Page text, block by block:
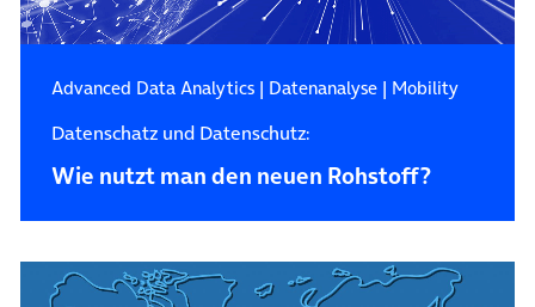
Advanced Data Analytics| Datenanalyse| Mobility
Datenschatz und Datenschutz:
Wie nutzt man den neuen Rohstoff?